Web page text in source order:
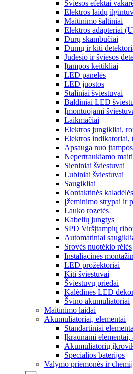
Šviesos efektai
Elektros laidų
Maitinimo šaltiniai
Elektros adapteriai
Durų skambučiai
Dūmų ir kiti
Judesio ir šviesos
Įtampos keitikliai
LED panelės
LED juostos
Staliniai šviestuvai
Baldiniai LED
Įmontuojami
Laikmačiai
Elektros jungikliai,
Elektros indikatoriai,
Apsauga nuo
Nepertraukiamo
Sieniniai šviestuvai
Lubiniai šviestuvai
Saugikliai
Kontaktinės
Įžeminimo strypai ir
Lauko rozetės
Kabelių jungtys
SPD Viršįtampių
Automatiniai
Srovės nuotėkio rėlės
Instaliacinės
LED prožektoriai
Kiti šviestuvai
Šviestuvų priedai
Kalėdinės LED
Švino akumuliatoriai
Maitinimo laidai
Akumuliatoriai, elementai
Standartiniai
Įkraunami
Akumuliatorių
Specialios baterijos
Valymo priemonės ir